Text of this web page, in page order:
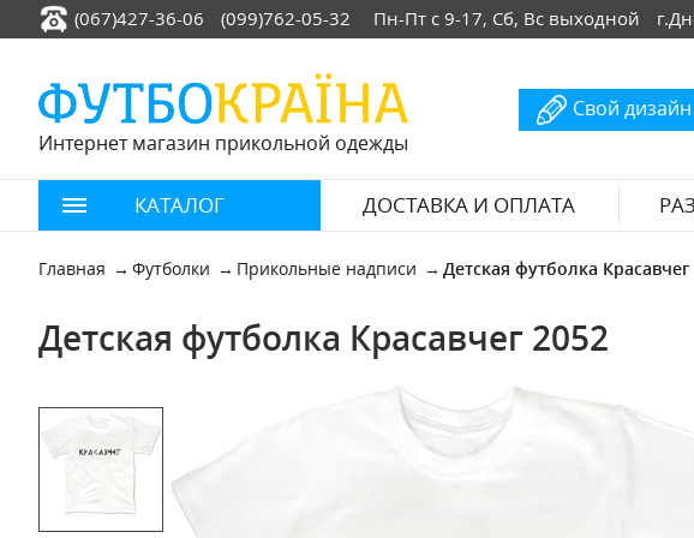
(067)427-36-06 (099)762-05-32 Пн-Пт с 9-17, Сб, Вс выходной
Интернет магазин прикольной одежды
Свой дизайн
КАТАЛОГ ДОСТАВКА И ОПЛАТА
Главная Футболки Прикольные надписи Детская футболка Красавчег
Детская футболка Красавчег 2052